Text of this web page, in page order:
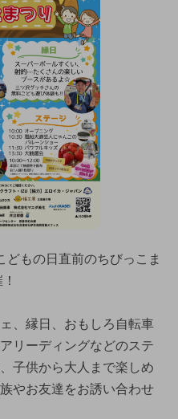
どもの日直前のちびっこま
、縁日、おもしろ自転車
リーディングなどのステ
子供から大人まで楽しめ
やお友達をお誘い合わせ